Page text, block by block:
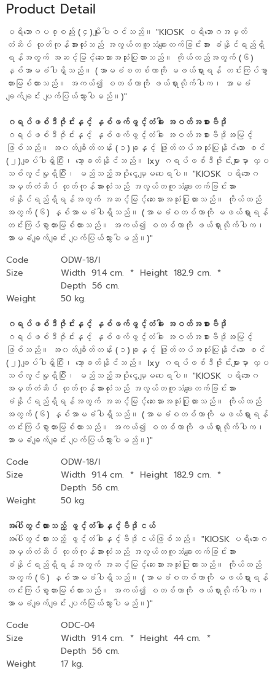
Product Detail
ပရိဘောဂပစ္စည်း (၄)မျိုးပါဝင်သည်။ "KIOSK ပရိဘောဂအမှတ်
တံဆိပ် ထုတ်ကုန်အားလုံးသည် အလွယ်တကူသံချေးတက်ခြင်းအား ခံနိုင်ရည်ရှိ
ရန်အတွက် အဆင့်မြင့်ဆေးသားအသုံးပြုထားသည်။ ကိုယ်ထည်အတွက် (၆)
နှစ်အာမခံပါရှိသည်။ (အာမခံစတစ်ကာကို မဖယ်ရှားရန် တင်းကြပ်စွာ
တားမြစ်ထားသည်။ အကယ်၍ စတစ်ကာကို ဖယ်ရှားလိုက်ပါက၊ အာမခံ
ချက်ချင်း ပျက်ပြယ်သွားပါမည်။)"
ဂရပ်ဖစ်ဒီဇိုင်းနှင့် နှစ်ဖက်ဖွင့်တံခါး အဝတ်အစားဗီဒို
ဂရပ်ဖစ်ဒီဇိုင်းနှင့် နှစ်ဖက်ဖွင့်တံခါး အဝတ်အစားဗီဒိုအမြင့်
ဖြစ်သည်။ အ၀တ်ချိတ်တန်း (၁)ခုနှင့် ဖြုတ်တပ်အသုံးပြုနိုင်သော စင်
(၂)ချပ်ပါရှိပြီး၊ သော့ခတ်နိုင်သည်။ Ixy ဂရပ်ဖစ်ဒီဇိုင်းများမှာ လှပ
သစ်လွင်မှုရှိပြီး၊ မည်သည့်အပိုငွေမျှမပေးရပါ။ "KIOSK ပရိဘောဂ
အမှတ်တံဆိပ် ထုတ်ကုန်အားလုံးသည် အလွယ်တကူသံချေးတက်ခြင်းအား
ခံနိုင်ရည်ရှိရန်အတွက် အဆင့်မြင့်ဆေးသားအသုံးပြုထားသည်။ ကိုယ်ထည်
အတွက် (၆) နှစ်အာမခံပါရှိသည်။ (အာမခံစတစ်ကာကို မဖယ်ရှားရန်
တင်းကြပ်စွာတားမြစ်ထားသည်။ အကယ်၍ စတစ်ကာကို ဖယ်ရှားလိုက်ပါက၊
အာမခံချက်ချင်း ပျက်ပြယ်သွားပါမည်။)"
Code
ODW-18/I
Size
Width 91.4 cm. * Height 182.9 cm. *
Depth 56 cm.
Weight
50 kg.
ဂရပ်ဖစ်ဒီဇိုင်းနှင့် နှစ်ဖက်ဖွင့်တံခါး အဝတ်အစားဗီဒို
ဂရပ်ဖစ်ဒီဇိုင်းနှင့် နှစ်ဖက်ဖွင့်တံခါး အဝတ်အစားဗီဒိုအမြင့်
ဖြစ်သည်။ အ၀တ်ချိတ်တန်း (၁)ခုနှင့် ဖြုတ်တပ်အသုံးပြုနိုင်သော စင်
(၂)ချပ်ပါရှိပြီး၊ သော့ခတ်နိုင်သည်။ Ixy ဂရပ်ဖစ်ဒီဇိုင်းများမှာ လှပ
သစ်လွင်မှုရှိပြီး၊ မည်သည့်အပိုငွေမျှမပေးရပါ။ "KIOSK ပရိဘောဂ
အမှတ်တံဆိပ် ထုတ်ကုန်အားလုံးသည် အလွယ်တကူသံချေးတက်ခြင်းအား
ခံနိုင်ရည်ရှိရန်အတွက် အဆင့်မြင့်ဆေးသားအသုံးပြုထားသည်။ ကိုယ်ထည်
အတွက် (၆) နှစ်အာမခံပါရှိသည်။ (အာမခံစတစ်ကာကို မဖယ်ရှားရန်
တင်းကြပ်စွာတားမြစ်ထားသည်။ အကယ်၍ စတစ်ကာကို ဖယ်ရှားလိုက်ပါက၊
အာမခံချက်ချင်း ပျက်ပြယ်သွားပါမည်။)"
Code
ODW-18/I
Size
Width 91.4 cm. * Height 182.9 cm. *
Depth 56 cm.
Weight
50 kg.
အပေါ်တွင်ထားသည့် ဖွင့်တံခါးနှင့်ဗီဒိုငယ်
အပေါ်တွင်ထားသည့် ဖွင့်တံခါးနှင့်ဗီဒိုငယ်ဖြစ်သည်။ "KIOSK ပရိဘောဂ
အမှတ်တံဆိပ် ထုတ်ကုန်အားလုံးသည် အလွယ်တကူသံချေးတက်ခြင်းအား
ခံနိုင်ရည်ရှိရန်အတွက် အဆင့်မြင့်ဆေးသားအသုံးပြုထားသည်။ ကိုယ်ထည်
အတွက် (၆) နှစ်အာမခံပါရှိသည်။ (အာမခံစတစ်ကာကို မဖယ်ရှားရန်
တင်းကြပ်စွာတားမြစ်ထားသည်။ အကယ်၍ စတစ်ကာကို ဖယ်ရှားလိုက်ပါက၊
အာမခံချက်ချင်း ပျက်ပြယ်သွားပါမည်။)"
Code
ODC-04
Size
Width 91.4 cm. * Height 44 cm. *
Depth 56 cm.
Weight
17 kg.